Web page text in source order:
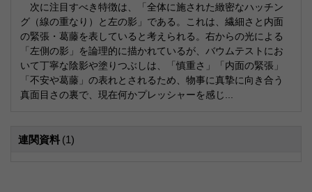
次に注目すべき特徴は、「全体に施された緻密なハッチン
グ（線の重なり）と左の影」である。これは、繊細さと内面
の緊張・葛藤を表していると考えられる。右からの光による
「左側の影」を論理的に描かれているが、バウムテストにお
いて丁寧な陰影や塗りつぶしは、「慎重さ」「内面の緊張」
「不安や葛藤」の表れとされるため、物事に真摯に向き合う
真面目さの裏で、現在何かプレッシャーを感じ...
連関資料 (1)